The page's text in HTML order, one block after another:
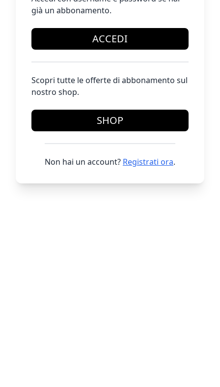
già un abbonamento.
ACCEDI
Scopri tutte le offerte di abbonamento sul
nostro shop.
SHOP
Non hai un account? Registrati ora.